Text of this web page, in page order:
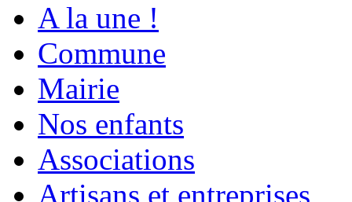
A la une !
Commune
Mairie
Nos enfants
Associations
Artisans et entreprises